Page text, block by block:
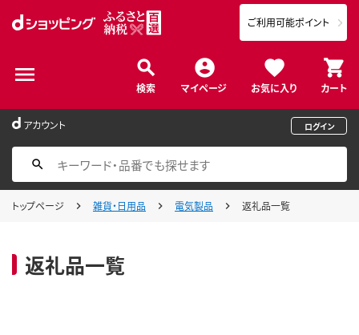
検索 マイページ お気に入り カート
ご利用可能ポイント
アカウント ログイン
トップページ 雑貨・日用品 電気製品 返礼品一覧
返礼品一覧